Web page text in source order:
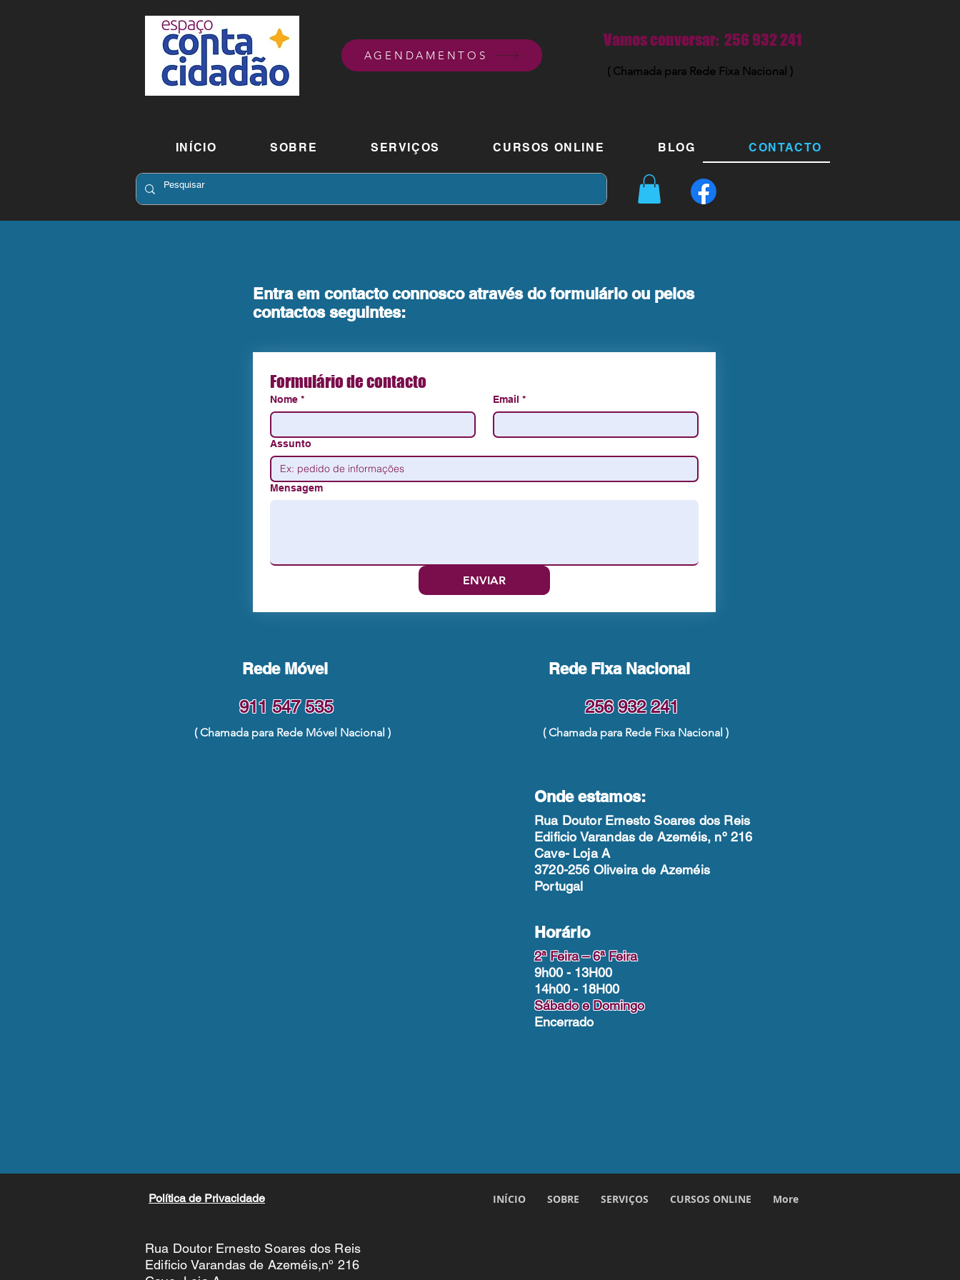
AGENDAMENTOS
Vamos conversar: 256 932 241
( Chamada para Rede Fixa Nacional )
INÍCIO SOBRE SERVIÇOS CURSOS ONLINE BLOG CONTACTO
Entra em contacto connosco através do formulário ou pelos
contactos seguintes:
Formulário de contacto
Nome * Email *
Assunto
Mensagem
ENVIAR
Rede Móvel
911 547 535
( Chamada para Rede Móvel Nacional )
Rede Fixa Nacional
256 932 241
( Chamada para Rede Fixa Nacional )
Onde estamos:
Rua Doutor Ernesto Soares dos Reis
Edificio Varandas de Azeméis, nº 216
Cave- Loja A
3720-256 Oliveira de Azeméis
Portugal
Horário
2ª Feira – 6ª Feira
9h00 - 13H00
14h00 - 18H00
Sábado e Domingo
Encerrado
Política de Privacidade
Rua Doutor Ernesto Soares dos Reis
Edificio Varandas de Azeméis,nº 216
INÍCIO SOBRE SERVIÇOS CURSOS ONLINE More